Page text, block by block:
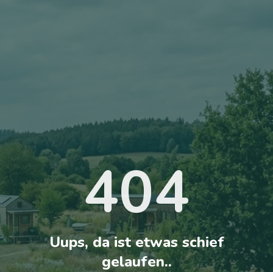
404
Uups, da ist etwas schief
gelaufen..